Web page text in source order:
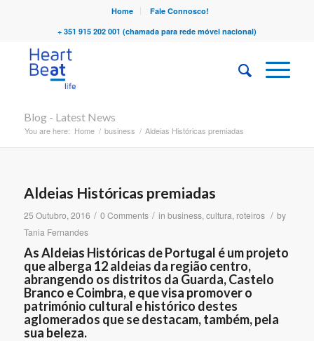
Home
Fale Connosco!
+ 351 915 202 001 (chamada para rede móvel nacional)
Blog - Latest News
You are here: Home / business / Aldeias Históricas premiadas
Aldeias Históricas premiadas
25 Outubro, 2016 / 0 Comments / in business, cultura, roteiros / by
Tania Fernandes
As Aldeias Históricas de Portugal é um projeto
que alberga 12 aldeias da região centro,
abrangendo os distritos da Guarda, Castelo
Branco e Coimbra, e que visa promover o
património cultural e histórico destes
aglomerados que se destacam, também, pela
sua beleza.